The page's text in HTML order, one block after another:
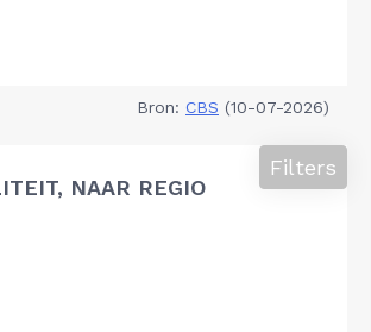
Bron: CBS (10-07-2026)
NAAR REGIO
Filters